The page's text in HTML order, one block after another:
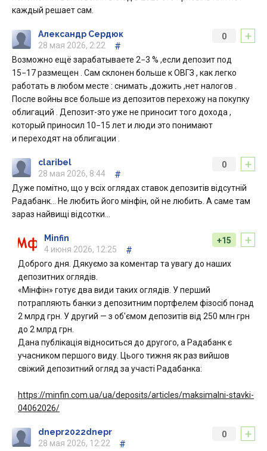
каждый решает сам.
+
0
Александр Сердюк
28 мая 2026, 2:22
#
Возможно ещё зарабатываете 2−3 % ,если депозит под
15−17 размещен . Сам склонен больше к ОВГЗ , как легко
работать в любом месте : снимать ,дожить ,нет налогов .
После войны все больше из депозитов перехожу на покупку
облигаций . Депозит-это уже не приносит того дохода ,
который приносил 10−15 лет и люди это понимают
и переходят на облигации .
+
0
claribel
28 мая 2026, 8:44
#
Дуже помітно, що у всіх оглядах ставок депозитів відсутній
Радабанк… Не любить його мінфін, ой не любить. А саме там
зараз найвищі відсотки…
+
+15
Minfin
4 июня 2026, 12:25
#
Доброго дня. Дякуємо за коментар та увагу до наших
депозитних оглядів.
«Мінфін» готує два види таких оглядів. У перший
потрапляють банки з депозитним портфелем фізосіб понад
2 млрд грн. У другий — з об'ємом депозитів від 250 млн грн
до 2 млрд грн.
Дана публікація відноситься до другого, а Радабанк є
учасником першого виду. Цього тижня як раз вийшов
свіжий депозитний огляд за участі Радабанка:
https://minfin.com.ua/ua/deposits/articles/maksimalni-stavki-
04062026/
+
0
dnepr2022dnepr
28 мая 2026, 12:22
#